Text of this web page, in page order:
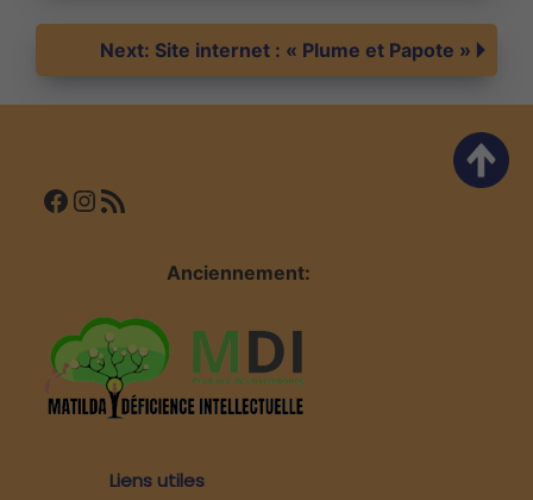
de
l’article
Next: Site internet : « Plume et Papote »
Facebook InstagramFlux RSS
Anciennement:
Liens utiles